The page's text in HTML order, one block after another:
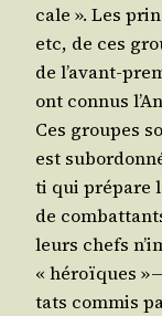
cale ». Les
etc, de ces
de l’a­vant-
ont connus
Ces groupes
est
ti qui pré­pare
de
leurs chefs
« héroïques »
tats com­mis